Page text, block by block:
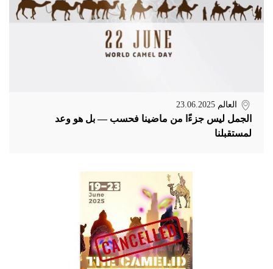
العالم 23.06.2025
الجمل ليس جزءًا من ماضينا فحسب — بل هو وعد
لمستقبلنا